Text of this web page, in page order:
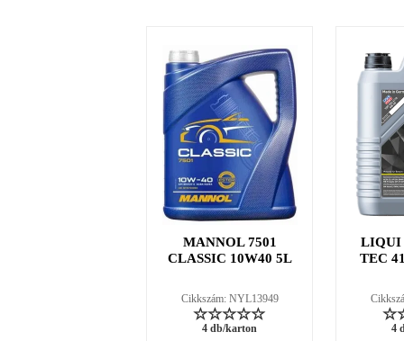
MANNOL 7501
CLASSIC 10W40 5L
Cikkszám: NYL13949
4 db/karton
LIQUI
TEC
4